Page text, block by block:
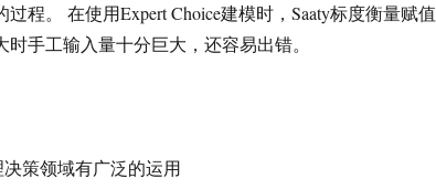
程。 在使用Expert Choice建模时，Saaty标度衡量赋值
手工输入量十分巨大，还容易出错。
决策领域有广泛的运用